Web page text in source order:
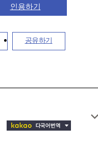
인용하기
공유하기